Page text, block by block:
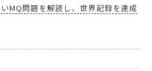
MQ問題を解読し、世界記録を達成